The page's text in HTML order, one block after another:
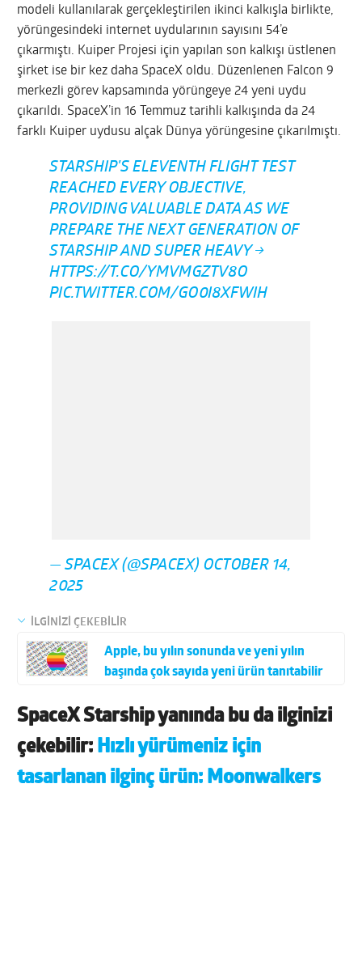
modeli kullanılarak gerçekleştirilen ikinci kalkışla birlikte,
yörüngesindeki internet uydularının sayısını 54’e
çıkarmıştı. Kuiper Projesi için yapılan son kalkışı üstlenen
şirket ise bir kez daha SpaceX oldu. Düzenlenen Falcon 9
merkezli görev kapsamında yörüngeye 24 yeni uydu
çıkarıldı. SpaceX’in 16 Temmuz tarihli kalkışında da 24
farklı Kuiper uydusu alçak Dünya yörüngesine çıkarılmıştı.
STARSHIP'S ELEVENTH FLIGHT TEST
REACHED EVERY OBJECTIVE,
PROVIDING VALUABLE DATA AS WE
PREPARE THE NEXT GENERATION OF
STARSHIP AND SUPER HEAVY →
HTTPS://T.CO/YMVMGZTV8O
PIC.TWITTER.COM/GO0I8XFWIH
— SPACEX (@SPACEX) OCTOBER 14,
2025
İLGİNİZİ ÇEKEBİLİR
Apple, bu yılın sonunda ve yeni yılın
başında çok sayıda yeni ürün tanıtabilir
SpaceX Starship yanında bu da ilginizi
çekebilir: Hızlı yürümeniz için
tasarlanan ilginç ürün: Moonwalkers